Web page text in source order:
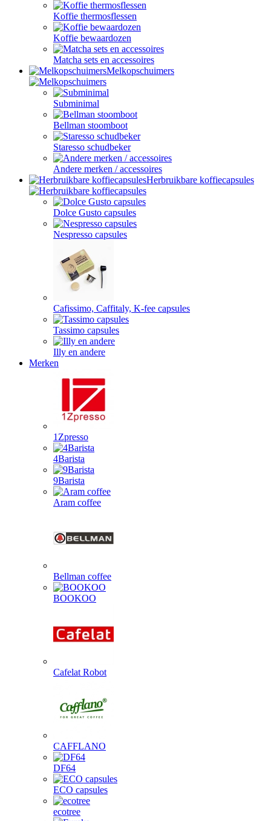
Koffie thermosflessen
Koffie bewaardozen
Matcha sets en accessoires
Melkopschuimers
Subminimal
Bellman stoomboot
Staresso schudbeker
Andere merken / accessoires
Herbruikbare koffiecapsules
Dolce Gusto capsules
Nespresso capsules
Cafissimo, Caffitaly, K-fee capsules
Tassimo capsules
Illy en andere
Merken
1Zpresso
4Barista
9Barista
Aram coffee
Bellman coffee
BOOKOO
Cafelat Robot
CAFFLANO
DF64
ECO capsules
ecotree